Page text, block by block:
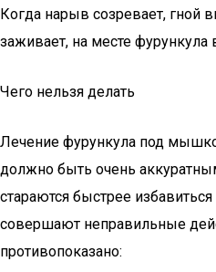
Когда нарыв созревает, гной
заживает, на месте фурункула
Чего нельзя делать
Лечение фурункула под
должно быть очень
стараются быстрее
совершают неправильные
противопоказано: